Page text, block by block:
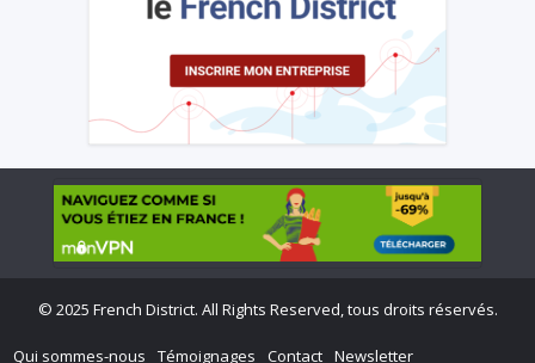
© 2025 French District. All Rights Reserved, tous droits réservés.
Qui sommes-nous Témoignages Contact Newsletter